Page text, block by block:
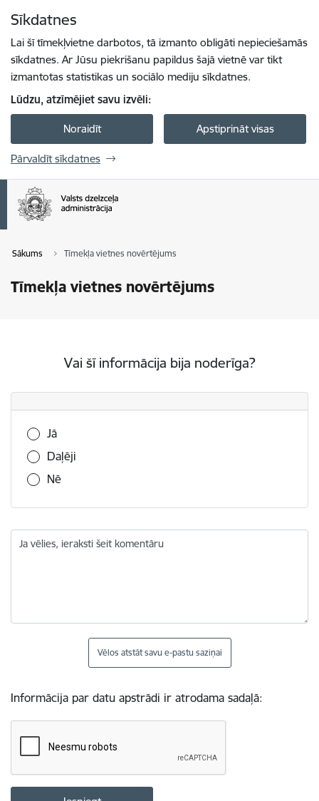
Sīkdatnes
Lai šī tīmekļvietne darbotos, tā izmanto obligāti nepieciešamās
sīkdatnes. Ar Jūsu piekrišanu papildus šajā vietnē var tikt
izmantotas statistikas un sociālo mediju sīkdatnes.
Lūdzu, atzīmējiet savu izvēli:
Noraidīt Apstiprināt visas
Pārvaldīt sīkdatnes
Sākums Tīmekļa vietnes novērtējums
Tīmekļa vietnes novērtējums
Vai šī informācija bija noderīga?
Vai šī informācija bija noderīga?
Jā
Daļēji
Nē
Ja vēlies, ieraksti šeit komentāru
Vēlos atstāt savu e-pastu saziņai
Informācija par datu apstrādi ir atrodama sadaļā: